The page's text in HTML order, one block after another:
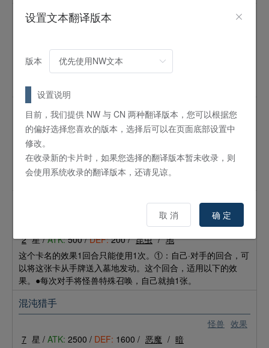
极星宝 梅金吉奥兹
选择自己场上以表侧表示存在的1只名字带有「極神／
或者「極星／极星 」的怪兽发动。直到回合结束时，选择的怪
兽的攻击力、守备力变为原数值的2倍。这个回合，选择的怪兽
不能直接攻击对手玩家。
魔法 场地
极星的光辉
只要这张卡在场上存在，场上存在的名字带有「極星／
的怪兽不会被战斗破坏。此外，场上存在的这张卡被破坏时，
场上以表侧表示存在的名字带有「極星／
怪兽 效果
2 星 /ATK:500 /DEF:200 / 昆虫 / 地
这个卡名的效果1回合只能使用1次。①：自己·对手的回合，可
以将这张卡从手牌送入墓地发动。这个回合，适用以下的效
果。●每次对手将怪兽特殊召唤，自己就抽1张。
怪兽 效果
混沌猎手
7 星 / ATK: 2500 / DEF: 1600 / 恶魔 / 暗
设置文本翻译版本
版本
设置说明
目前，我们提供 NW 与 CN 两种翻译版本，您可以根据您
的偏好选择您喜欢的版本，选择后可以在页面底部设置中
修改。
在收录新的卡片时，如果您选择的翻译版本暂未收录，则
会使用系统收录的翻译版本，还请见谅。
取 消 确 定